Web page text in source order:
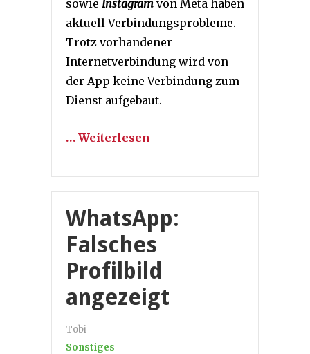
sowie Instagram von Meta haben
aktuell Verbindungsprobleme.
Trotz vorhandener
Internetverbindung wird von
der App keine Verbindung zum
Dienst aufgebaut.
… Weiterlesen
WhatsApp:
Falsches
Profilbild
angezeigt
Tobi
Sonstiges